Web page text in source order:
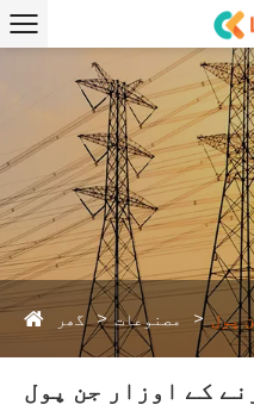
گھر مصنوعات پول
کے اوزار جن پول